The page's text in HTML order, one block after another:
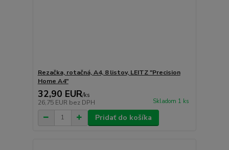
Rezačka, rotačná, A4, 8 listov, LEITZ "Precision
Home A4"
32,90 EUR/ks
26,75 EUR bez DPH Skladom 1 ks
Pridať do košíka